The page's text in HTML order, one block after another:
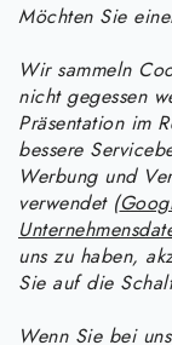
Möchten Sie
Wir sammeln
nicht gegessen
Präsentation im
bessere
Werbung und
verwendet (
uns zu haben,
Sie auf die
Wenn Sie bei
Informace pro